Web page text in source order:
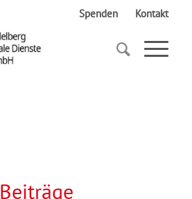
Spenden Kontakt
Spende
Beiträge